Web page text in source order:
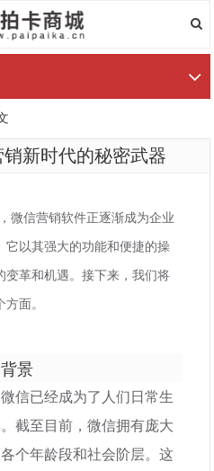
新时代的秘密武器
微信营销软件正逐渐成为企业
以其强大的功能和便捷的操
革和机遇。接下来，我们将
面。
景
信已经成为了人们日常生
截至目前，微信拥有庞大
个年龄段和社会阶层。这